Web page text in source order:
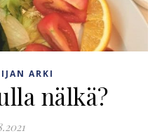
ARKI
nälkä?